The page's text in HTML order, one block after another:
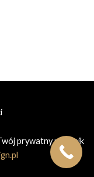
prywatny prawnik